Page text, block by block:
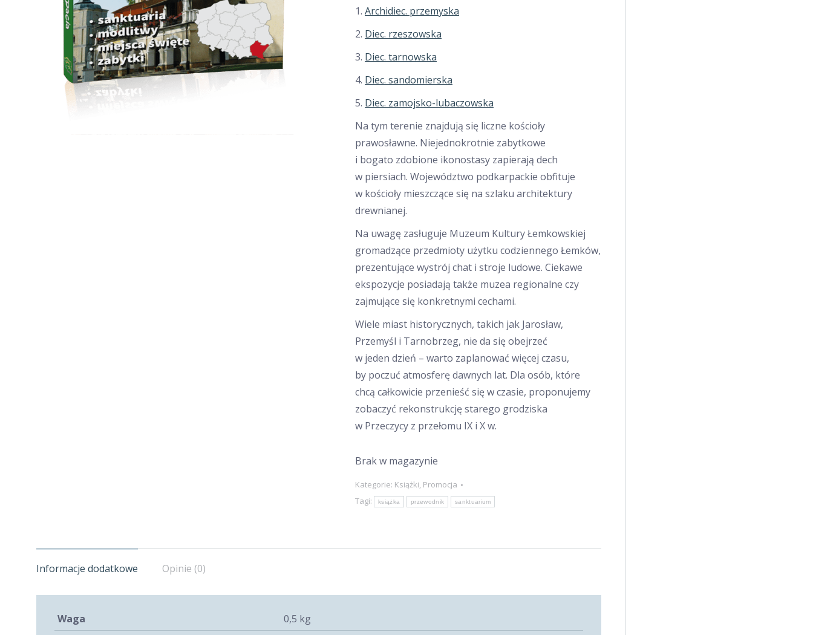
1. Archidiec. przemyska
2. Diec. rzeszowska
3. Diec. tarnowska
4. Diec. sandomierska
5. Diec. zamojsko-lubaczowska
Na tym terenie znajdują się liczne kościoły
prawosławne. Niejednokrotnie zabytkowe
i bogato zdobione ikonostasy zapierają dech
w piersiach. Województwo podkarpackie obfituje
w kościoły mieszczące się na szlaku architektury
drewnianej.
Na uwagę zasługuje Muzeum Kultury Łemkowskiej
gromadzące przedmioty użytku codziennego Łemków,
prezentujące wystrój chat i stroje ludowe. Ciekawe
ekspozycje posiadają także muzea regionalne czy
zajmujące się konkretnymi cechami.
Wiele miast historycznych, takich jak Jarosław,
Przemyśl i Tarnobrzeg, nie da się obejrzeć
w jeden dzień – warto zaplanować więcej czasu,
by poczuć atmosferę dawnych lat. Dla osób, które
chcą całkowicie przenieść się w czasie, proponujemy
zobaczyć rekonstrukcję starego grodziska
w Przeczycy z przełomu IX i X w.
Brak w magazynie
Kategorie: Książki, Promocja
Tagi:
książka przewodnik sanktuarium
Informacje dodatkowe Opinie (0)
Waga
0,5 kg